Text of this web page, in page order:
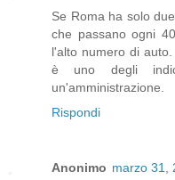
Se Roma ha solo
che passano ogni
l'alto numero di
è uno degli
un'amministrazione.
Rispondi
Anonimo marzo 31,